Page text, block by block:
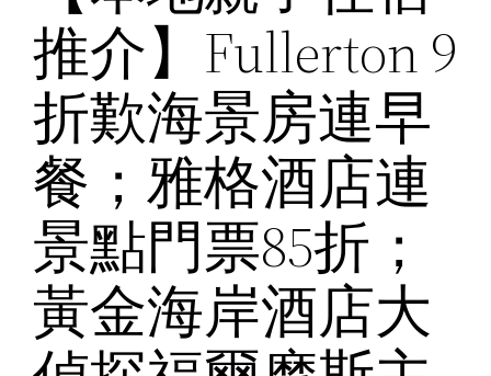
推介】Fullerton 9
折歎海景房連早
餐；雅格酒店連
景點門票85折；
黃金海岸酒店大